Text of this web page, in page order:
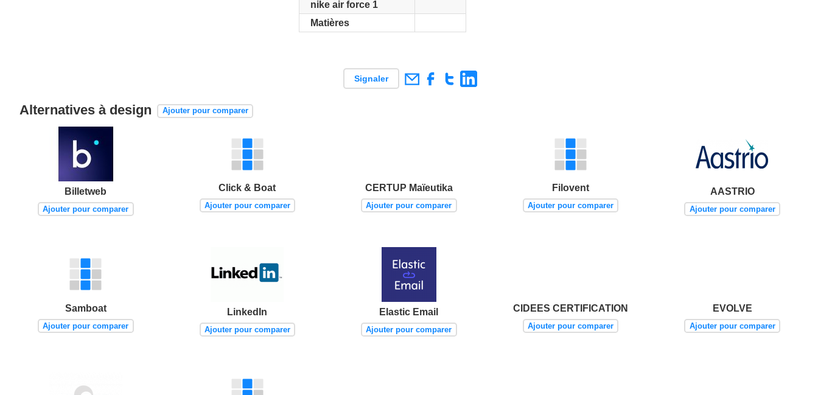
nike air force 1
Matières
Signaler
Alternatives à design Ajouter pour comparer
Billetweb
Ajouter pour comparer
Click & Boat
Ajouter pour comparer
CERTUP Maïeutika
Ajouter pour comparer
Filovent
Ajouter pour comparer
AASTRIO
Ajouter pour comparer
Samboat
Ajouter pour comparer
LinkedIn
Ajouter pour comparer
Elastic Email
Ajouter pour comparer
CIDEES CERTIFICATION
Ajouter pour comparer
EVOLVE
Ajouter pour comparer